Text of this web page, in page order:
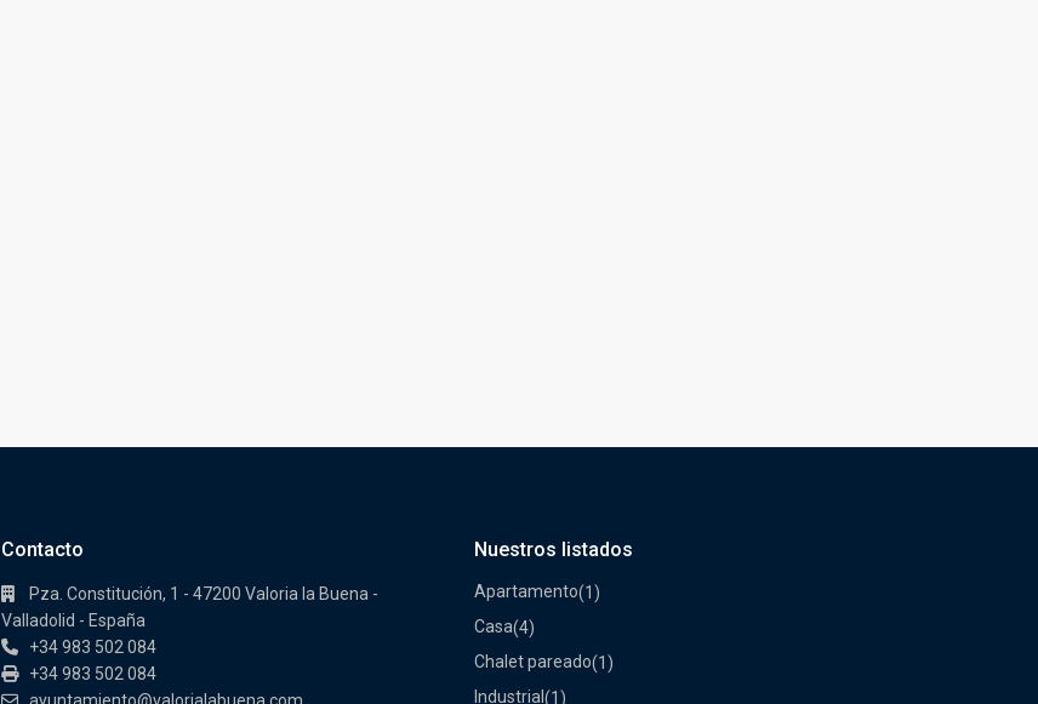
Contacto
Pza. Constitución, 1 - 47200 Valoria la Buena -
Valladolid - España
+34 983 502 084
+34 983 502 084
Nuestros listados
Apartamento(1)
Casa(4)
Chalet pareado(1)
Industrial (1)